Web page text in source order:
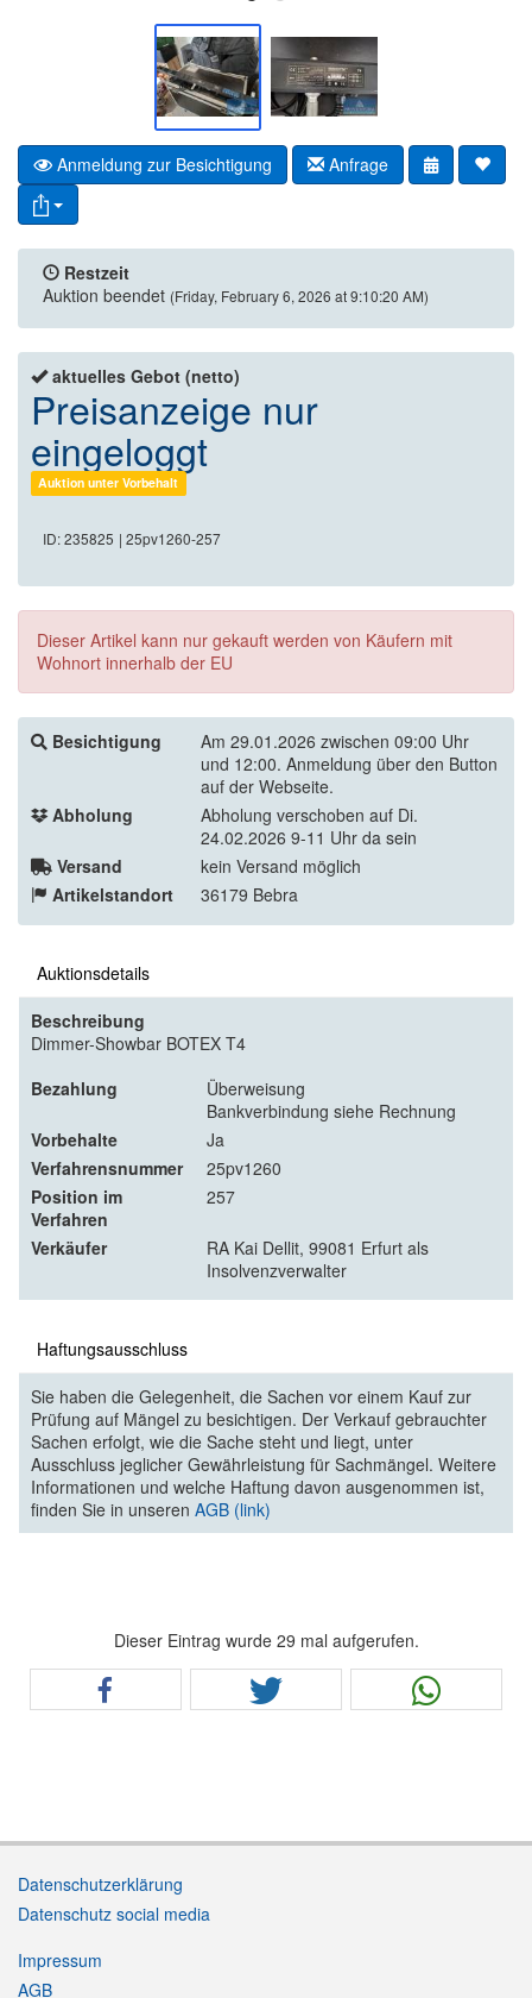
Anmeldung zur Besichtigung Anfrage
Restzeit
Auktion beendet (Friday, February 6, 2026 at 9:10:20 AM)
aktuelles Gebot (netto)
Preisanzeige nur
eingeloggt
Auktion unter Vorbehalt
ID: 235825 | 25pv1260-257
Dieser Artikel kann nur gekauft werden von Käufern mit
Wohnort innerhalb der EU
Besichtigung
Am 29.01.2026 zwischen 09:00 Uhr
und 12:00. Anmeldung über den Button
auf der Webseite.
Abholung
Abholung verschoben auf Di.
24.02.2026 9-11 Uhr da sein
Versand
kein Versand möglich
Artikelstandort
36179 Bebra
Auktionsdetails
Beschreibung
Dimmer-Showbar BOTEX T4
Bezahlung
Überweisung
Bankverbindung siehe Rechnung
Vorbehalte
Ja
Verfahrensnummer
25pv1260
Position im
Verfahren
257
Verkäufer
RA Kai Dellit, 99081 Erfurt als
Insolvenzverwalter
Haftungsausschluss
Sie haben die Gelegenheit, die Sachen vor einem Kauf zur
Prüfung auf Mängel zu besichtigen. Der Verkauf gebrauchter
Sachen erfolgt, wie die Sache steht und liegt, unter
Ausschluss jeglicher Gewährleistung für Sachmängel. Weitere
Informationen und welche Haftung davon ausgenommen ist,
finden Sie in unseren AGB (link)
Dieser Eintrag wurde 29 mal aufgerufen.
Datenschutzerklärung
Datenschutz social media
Impressum
AGB